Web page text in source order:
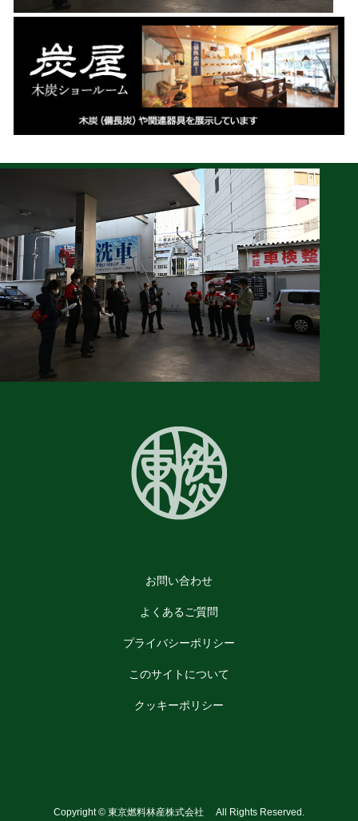
お問い合わせ
よくあるご質問
プライバシーポリシー
このサイトについて
クッキーポリシー
Copyright © 東京燃料林産株式会社 All Rights Reserved.